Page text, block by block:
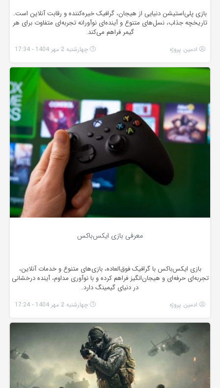
بازی پلی‌استیشن دنیایی از هیجان، گرافیک خیره‌کننده و رقابت آنلاین است.
تاریخچه جذاب، نسل‌های متنوع و آینده‌ای نوآورانه تجربه‌ای متفاوت برای هر
گیمر فراهم می‌کند.
ادمین پروژه چهارشنبه 2 مهر 1404 - 17:34
معرفی بازی ایکس‌باکس
بازی ایکس‌باکس با گرافیک فوق‌العاده، بازی‌های متنوع و خدمات آنلاین،
تجربه‌ای حرفه‌ای و هیجان‌انگیز فراهم کرده و با نوآوری مداوم، آینده درخشانی
در دنیای گیمینگ دارد.
ادمین پروژه چهارشنبه 2 مهر 1404 - 17:24